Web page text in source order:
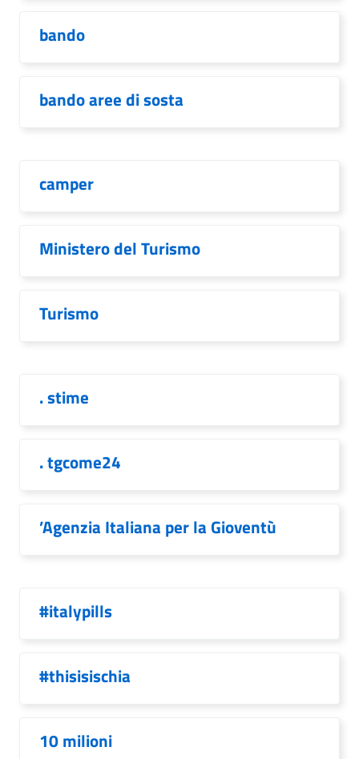
bando
bando aree di sosta
camper
Ministero del Turismo
Turismo
. stime
. tgcome24
’Agenzia Italiana per la Gioventù
#italypills
#thisisischia
10 milioni